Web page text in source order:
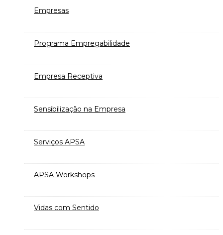
Empresas
Programa Empregabilidade
Empresa Receptiva
Sensibilização na Empresa
Serviços APSA
APSA Workshops
Vidas com Sentido